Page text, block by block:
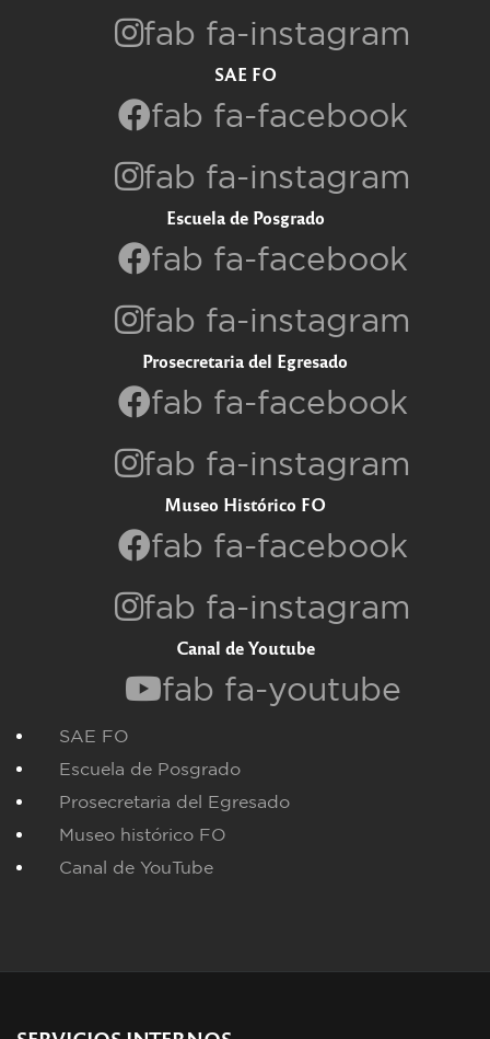
fab fa-instagram
SAE FO
fab fa-facebook
fab fa-instagram
Escuela de Posgrado
fab fa-facebook
fab fa-instagram
Prosecretaria del Egresado
fab fa-facebook
fab fa-instagram
Museo Histórico FO
fab fa-facebook
fab fa-instagram
Canal de Youtube
fab fa-youtube
SAE FO
Escuela de Posgrado
Prosecretaria del Egresado
Museo histórico FO
Canal de YouTube